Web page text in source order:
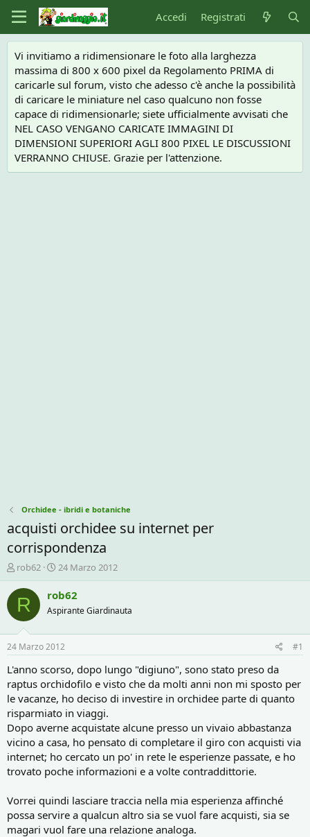
Accedi Registrati
Vi invitiamo a ridimensionare le foto alla larghezza
massima di 800 x 600 pixel da Regolamento PRIMA di
caricarle sul forum, visto che adesso c'è anche la possibilità
di caricare le miniature nel caso qualcuno non fosse
capace di ridimensionarle; siete ufficialmente avvisati che
NEL CASO VENGANO CARICATE IMMAGINI DI
DIMENSIONI SUPERIORI AGLI 800 PIXEL LE DISCUSSIONI
VERRANNO CHIUSE. Grazie per l'attenzione.
Orchidee - ibridi e botaniche
acquisti orchidee su internet per
corrispondenza
C
r
e
a
t
o
e
D
s
c
u
s
s
i
n
rob62
D
a
t
d
i
n
i
o
24 Marzo 2012
R rob62
Aspirante Giardinauta
24 Marzo 2012 #1
L'anno scorso, dopo lungo "digiuno", sono stato preso da
raptus orchidofilo e visto che da molti anni non mi sposto per
le vacanze, ho deciso di investire in orchidee parte di quanto
risparmiato in viaggi.
Dopo averne acquistate alcune presso un vivaio abbastanza
vicino a casa, ho pensato di completare il giro con acquisti via
internet; ho cercato un po' in rete le esperienze passate, e ho
trovato poche informazioni e a volte contraddittorie.
Vorrei quindi lasciare traccia nella mia esperienza affinché
possa servire a qualcun altro sia se vuol fare acquisti, sia se
magari vuol fare una relazione analoga.